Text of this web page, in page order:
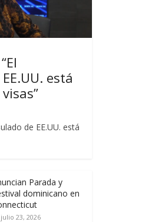
está
de EE.UU. está
Parada y
dominicano en
julio 23, 2026